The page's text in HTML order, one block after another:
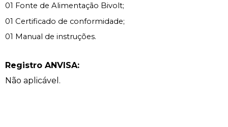
01 Fonte de Alimentação Bivolt;
01 Certificado de conformidade;
01 Manual de instruções.
Registro ANVISA:
Não aplicável.